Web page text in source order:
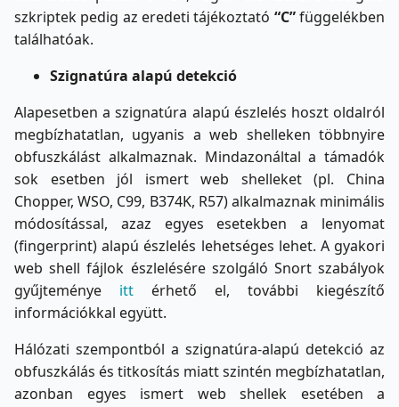
szkriptek pedig az eredeti tájékoztató “C”függelékben
találhatóak.
Szignatúra alapú detekció
Alapesetben a szignatúra alapú észlelés hoszt oldalról
megbízhatatlan, ugyanis a web shelleken többnyire
obfuszkálást alkalmaznak. Mindazonáltal a támadók
sok esetben jól ismert web shelleket (pl. China
Chopper, WSO, C99, B374K, R57) alkalmaznak minimális
módosítással, azaz egyes esetekben a lenyomat
(fingerprint) alapú észlelés lehetséges lehet. A gyakori
web shell fájlok észlelésére szolgáló Snort szabályok
gyűjteménye itt érhető el, további kiegészítő
információkkal együtt.
Hálózati szempontból a szignatúra-alapú detekció az
obfuszkálás és titkosítás miatt szintén megbízhatatlan,
azonban egyes ismert web shellek esetében a